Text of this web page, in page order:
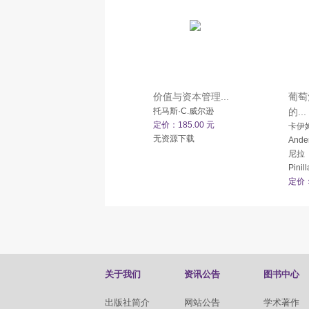
价值与资本管理...
托马斯·C.威尔逊
定价：185.00 元
无资源下载
葡
的...
卡伊
尼拉
定价
关于我们
出版社简介
资讯公告
网站公告
图书中心
学术著作